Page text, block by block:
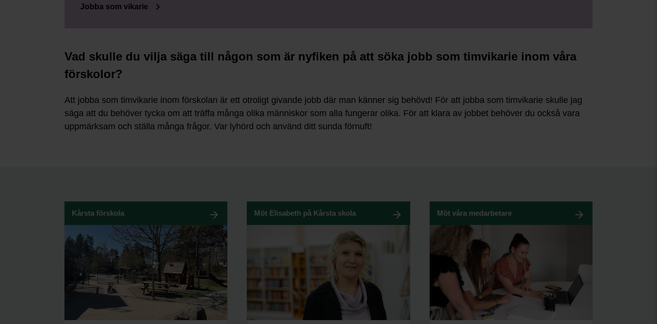
Jobba som vikarie keyboard_arrow_right
Vad skulle du vilja säga till någon som är nyfiken på att söka jobb som timvikarie inom våra
förskolor?
Att jobba som timvikarie inom förskolan är ett otroligt givande jobb där man känner sig behövd! För att jobba som timvikarie skulle jag
säga att du behöver tycka om att träffa många olika människor som alla fungerar olika. För att klara av jobbet behöver du också vara
uppmärksam och ställa många frågor. Var lyhörd och använd ditt sunda förnuft!
Kårsta förskola Möt Elisabeth på Kårsta skola Möt våra medarbetare